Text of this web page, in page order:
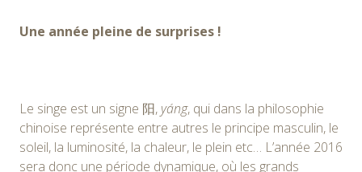
Une année pleine de surprises !
Le singe est un signe 阳,yáng, qui dans la philosophie
chinoise représente entre autres le principe masculin, le
soleil, la luminosité, la chaleur, le plein etc… L’année 2016
sera donc une période dynamique, où les grands